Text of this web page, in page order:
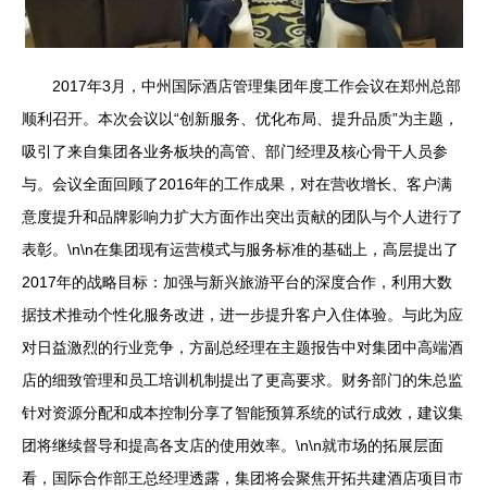
2017年3月，中州国际酒店管理集团年度工作会议在郑州总部
顺利召开。本次会议以“创新服务、优化布局、提升品质”为主题，
吸引了来自集团各业务板块的高管、部门经理及核心骨干人员参
与。会议全面回顾了2016年的工作成果，对在营收增长、客户满
意度提升和品牌影响力扩大方面作出突出贡献的团队与个人进行了
表彰。\n\n在集团现有运营模式与服务标准的基础上，高层提出了
2017年的战略目标：加强与新兴旅游平台的深度合作，利用大数
据技术推动个性化服务改进，进一步提升客户入住体验。与此为应
对日益激烈的行业竞争，方副总经理在主题报告中对集团中高端酒
店的细致管理和员工培训机制提出了更高要求。财务部门的朱总监
针对资源分配和成本控制分享了智能预算系统的试行成效，建议集
团将继续督导和提高各支店的使用效率。\n\n就市场的拓展层面
看，国际合作部王总经理透露，集团将会聚焦开拓共建酒店项目市